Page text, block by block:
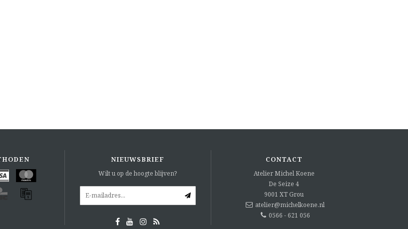
NIEUWSBRIEF
Wilt u op de hoogte blijven?
CONTACT
Atelier Michel Koene
De Seize 4
9001 XT Grou
atelier@michelkoene.nl
0566 - 621 056